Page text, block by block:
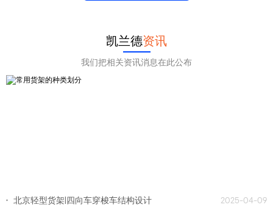
凯兰德资讯
我们把相关资讯消息在此公布
北京轻型货架|四向车穿梭车结构设计
2025-04-09